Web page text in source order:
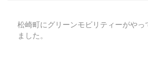
松崎町にグリーンモビリティーがやっ
ました。